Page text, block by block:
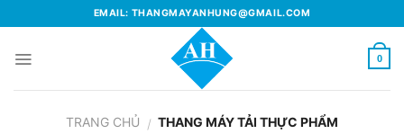
to
EMAIL: THANGMAYANHUNG@GMAIL.COM
0
TRANG CHỦ / THANG MÁY TẢI THỰC PHẨM